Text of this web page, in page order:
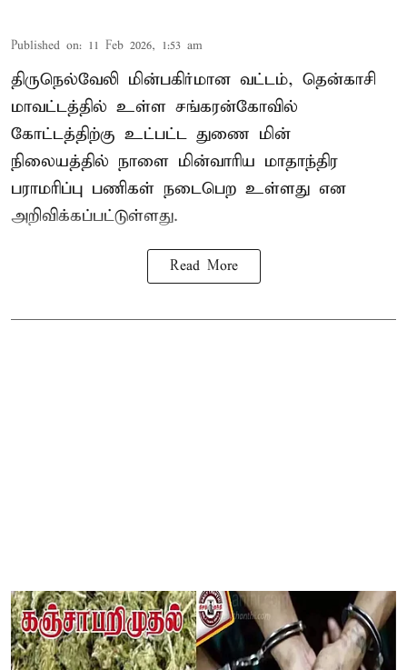
Published on: 11 Feb 2026, 1:53 am
திருநெல்வேலி மின்பகிர்மான வட்டம், தென்காசி
மாவட்டத்தில் உள்ள சங்கரன்கோவில்
கோட்டத்திற்கு உட்பட்ட துணை மின்
நிலையத்தில் நாளை மின்வாரிய மாதாந்திர
பராமரிப்பு பணிகள் நடைபெற உள்ளது என
அறிவிக்கப்பட்டுள்ளது.
Read More